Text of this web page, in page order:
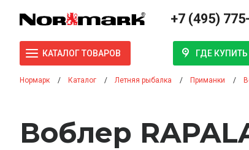
+7 (495)
КАТАЛОГ ТОВАРОВ ГДЕ КУПИТЬ
Нормарк Каталог Летняя рыбалка Приманки
Воблер